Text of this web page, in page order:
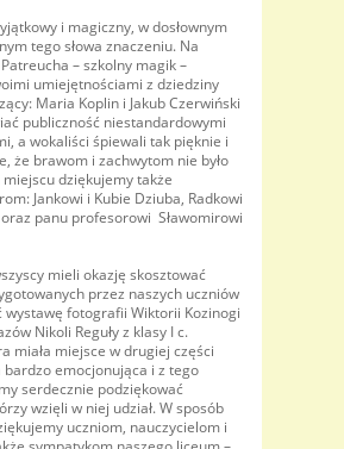
i magiczny, w dosłownym
tego słowa znaczeniu. Na
– szkolny magik –
umiejętnościami z dziedziny
Maria Koplin i Jakub Czerwiński
publiczność niestandardowymi
a wokaliści śpiewali tak pięknie i
że brawom i zachwytom nie było
miejscu dziękujemy także
Jankowi i Kubie Dziuba, Radkowi
panu profesorowi Sławomirowi
mieli okazję skosztować
przez naszych uczniów
wystawę fotografii Wiktorii Kozinogi
Nikoli Reguły z klasy I c.
miała miejsce w drugiej części
bardzo emocjonująca i z tego
serdecznie podziękować
wzięli w niej udział. W sposób
uczniom, nauczycielom i